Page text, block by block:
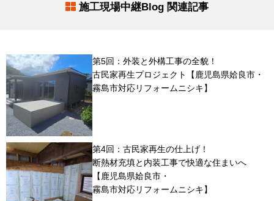
施工現場中継Blog 関連記事
第5回：外装と外構工事の全貌！
古民家再生プロジェクト【鹿児島県姶良市・
霧島市対応リフォームニシキ】
第4回：古民家再生の仕上げ！
断熱材充填と内装工事で快適な住まいへ
【鹿児島県姶良市・
霧島市対応リフォームニシキ】